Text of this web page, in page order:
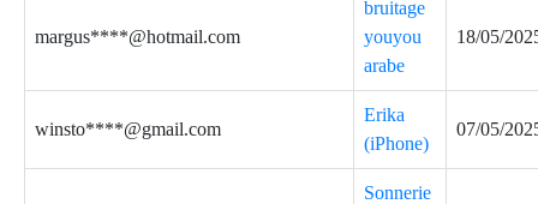
margus****@hotmail.com
bruitage
youyou
arabe
18/05/
winsto****@gmail.com
Erika
(iPhone)
07/05/
Sonnerie